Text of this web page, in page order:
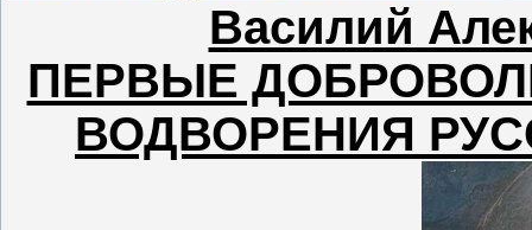
Василий
ПЕРВЫЕ
ВОДВОРЕНИЯ